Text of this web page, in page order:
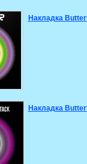
Накладка
Накладка